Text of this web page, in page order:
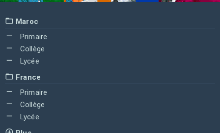
Maroc
Primaire
Collège
Lycée
France
Primaire
Collège
Lycée